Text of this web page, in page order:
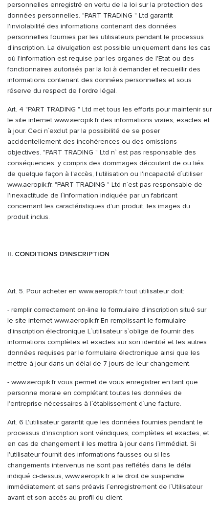
personnelles enregistré en vertu de la loi sur la protection des
données personnelles. "PART TRADING " Ltd garantit
l'inviolabilité des informations contenant des données
personnelles fournies par les utilisateurs pendant le processus
d'inscription. La divulgation est possible uniquement dans les cas
où l'information est requise par les organes de l'Etat ou des
fonctionnaires autorisés par la loi à demander et recueillir des
informations contenant des données personnelles et sous
réserve du respect de l'ordre légal.
Art. 4 "PART TRADING " Ltd met tous les efforts pour maintenir sur
le site internet www.aeropik.fr des informations vraies, exactes et
à jour. Ceci n`exclut par la possibilité de se poser
accidentellement des incohérences ou des omissions
objectives. "PART TRADING " Ltd n` est pas responsable des
conséquences, y compris des dommages découlant de ou liés
de quelque façon à l'accès, l'utilisation ou l'incapacité d`utiliser
www.aeropik.fr. "PART TRADING " Ltd n`est pas responsable de
l'inexactitude de l`information indiquée par un fabricant
concernant les caractéristiques d'un produit, les images du
produit inclus.
II. CONDITIONS D'INSCRIPTION
Art. 5. Pour acheter en www.aeropik.fr tout utilisateur doit:
- remplir correctement on-line le formulaire d'inscription situé sur
le site internet www.aeropik.fr En remplissant le formulaire
d'inscription électronique L`utilisateur s`oblige de fournir des
informations complètes et exactes sur son identité et les autres
données requises par le formulaire électronique ainsi que les
mettre à jour dans un délai de 7 jours de leur changement.
- www.aeropik.fr vous permet de vous enregistrer en tant que
personne morale en complétant toutes les données de
l'entreprise nécessaires à l`établissement d`une facture.
Art. 6 L'utilisateur garantit que les données fournies pendant le
processus d'inscription sont véridiques, complètes et exactes, et
en cas de changement il les mettra à jour dans l`immédiat. Si
l'utilisateur fournit des informations fausses ou si les
changements intervenus ne sont pas reflétés dans le délai
indiqué ci-dessus, www.aeropik.fr a le droit de suspendre
immédiatement et sans préavis l`enregistrement de l`Utilisateur
avant et son accès au profil du client.